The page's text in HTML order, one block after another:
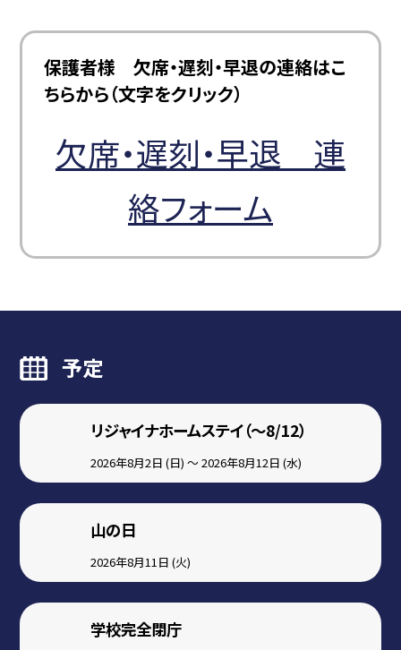
保護者様 欠席・遅刻・早退の連絡はこ
ちらから（文字をクリック）
欠席・遅刻・早退 連
絡フォーム
予定
リジャイナホームステイ（～8/12）
2026年8月2日 (日) ～ 2026年8月12日 (水)
山の日
2026年8月11日 (火)
学校完全閉庁